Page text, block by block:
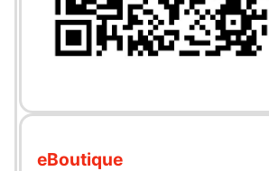
eBoutique